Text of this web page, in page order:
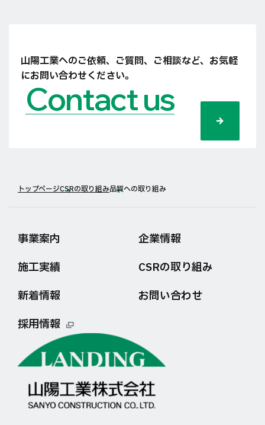
山陽工業へのご依頼、ご質問、ご相談など、 お気軽
にお問い合わせください。
Contact us
トップページCSRの取り組み品質への取り組み
事業案内
企業情報
施工実績
CSRの取り組み
新着情報
お問い合わせ
採用情報